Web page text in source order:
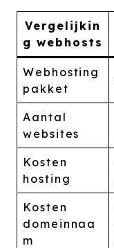
Vergelijkin
g webhosts
Webhosting
pakket
Aantal
websites
Kosten
hosting
Kosten
domeinnaa
m